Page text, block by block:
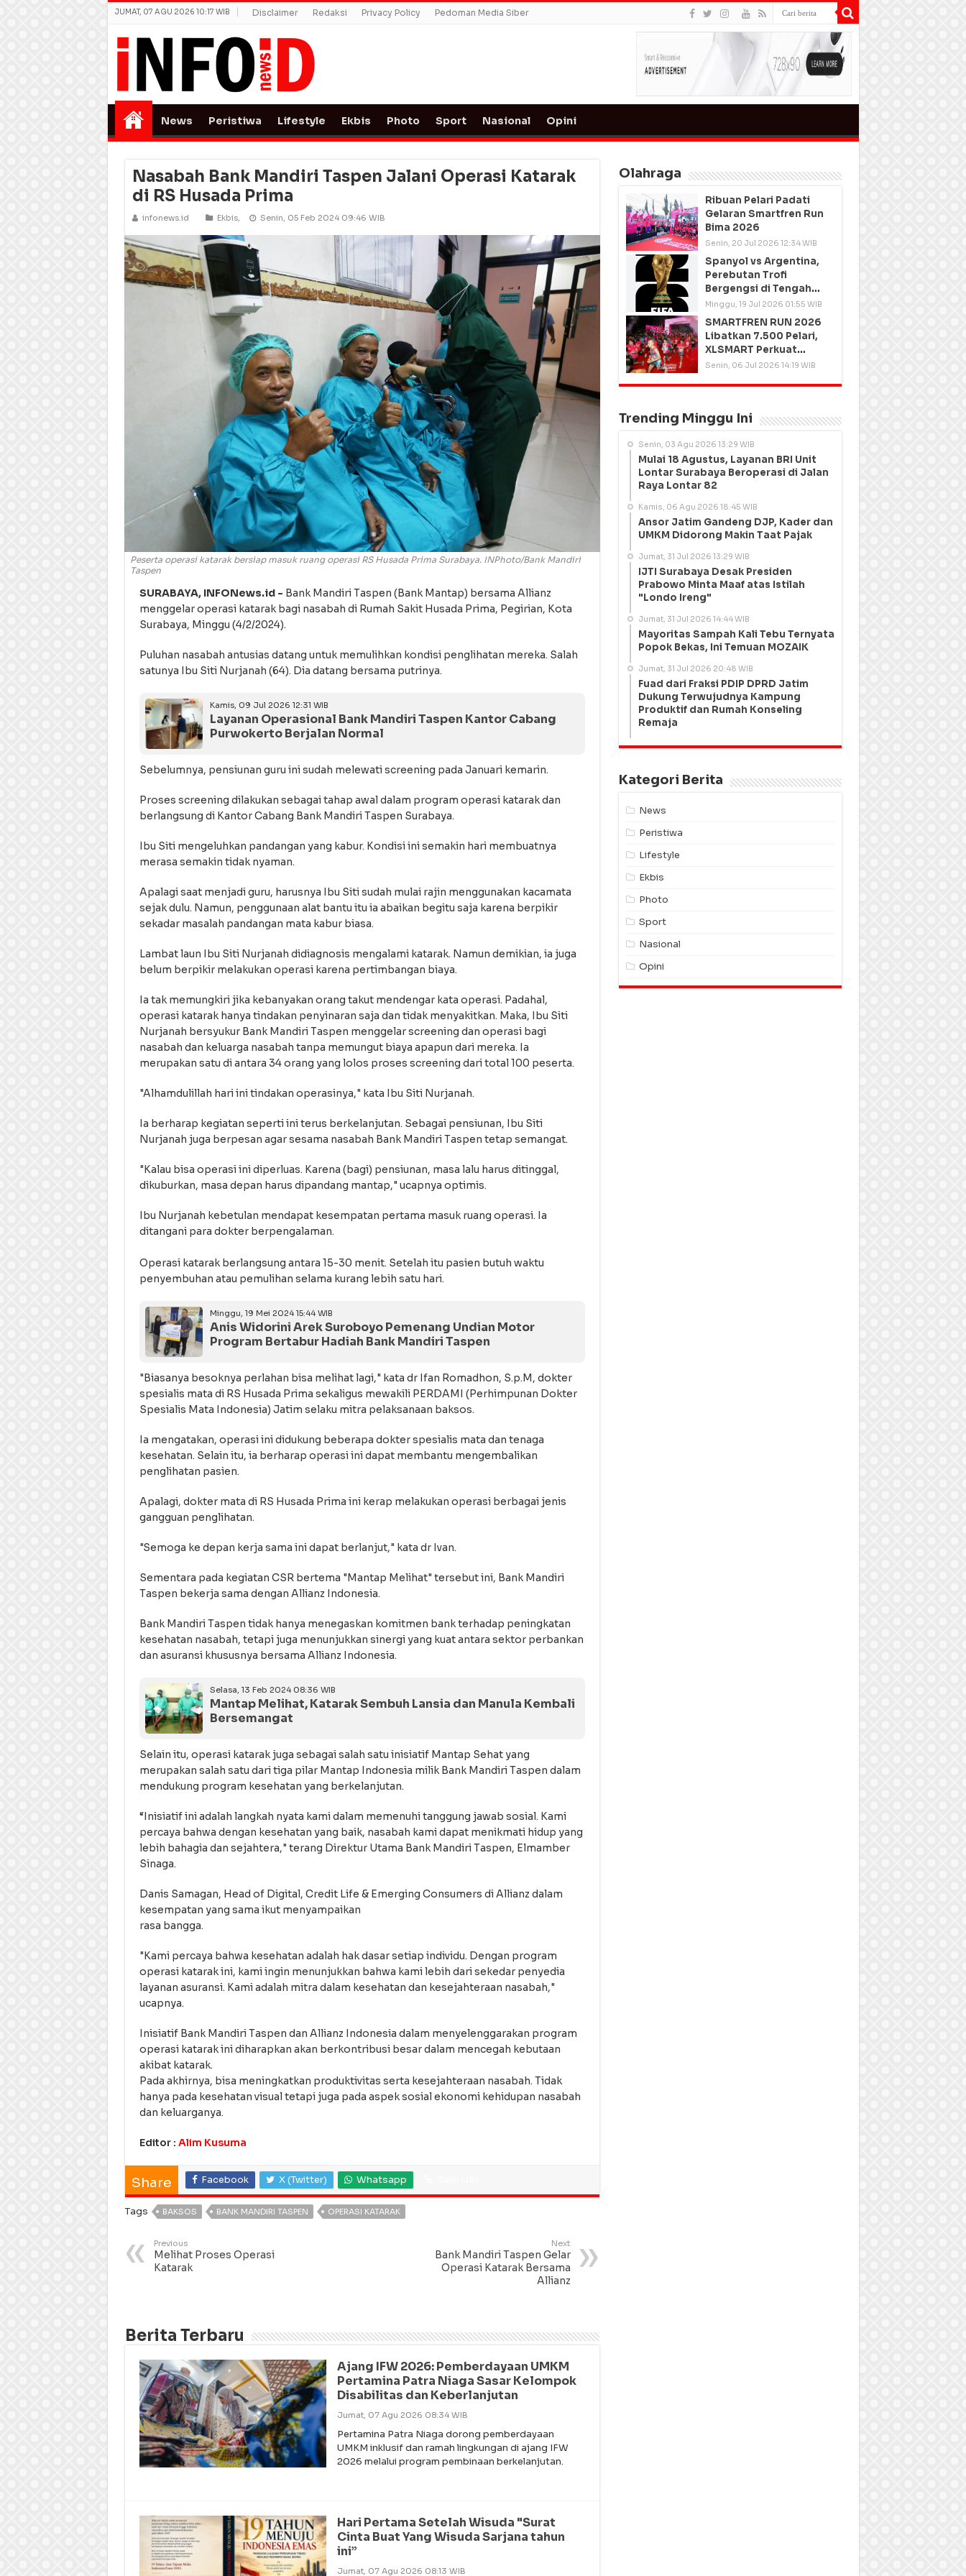
JUMAT, 07 AGU 2026 10:17 WIB Disclaimer Redaksi Privacy Policy Pedoman Media Siber
News Peristiwa Lifestyle Ekbis Photo Sport Nasional Opini
Nasabah Bank Mandiri Taspen Jalani Operasi Katarak
di RS Husada Prima
infonews.id Ekbis, Senin, 05 Feb 2024 09:46 WIB
Peserta operasi katarak bersiap masuk ruang operasi RS Husada Prima Surabaya. INPhoto/Bank Mandiri
Taspen
SURABAYA, INFONews.id - Bank Mandiri Taspen (Bank Mantap) bersama Allianz
menggelar operasi katarak bagi nasabah di Rumah Sakit Husada Prima, Pegirian, Kota
Surabaya, Minggu (4/2/2024).
Puluhan nasabah antusias datang untuk memulihkan kondisi penglihatan mereka. Salah
satunya Ibu Siti Nurjanah (64). Dia datang bersama putrinya.
Kamis, 09 Jul 2026 12:31 WIB
Layanan Operasional Bank Mandiri Taspen Kantor Cabang
Purwokerto Berjalan Normal
Sebelumnya, pensiunan guru ini sudah melewati screening pada Januari kemarin.
Proses screening dilakukan sebagai tahap awal dalam program operasi katarak dan
berlangsung di Kantor Cabang Bank Mandiri Taspen Surabaya.
Ibu Siti mengeluhkan pandangan yang kabur. Kondisi ini semakin hari membuatnya
merasa semakin tidak nyaman.
Apalagi saat menjadi guru, harusnya Ibu Siti sudah mulai rajin menggunakan kacamata
sejak dulu. Namun, penggunaan alat bantu itu ia abaikan begitu saja karena berpikir
sekadar masalah pandangan mata kabur biasa.
Lambat laun Ibu Siti Nurjanah didiagnosis mengalami katarak. Namun demikian, ia juga
belum berpikir melakukan operasi karena pertimbangan biaya.
Ia tak memungkiri jika kebanyakan orang takut mendengar kata operasi. Padahal,
operasi katarak hanya tindakan penyinaran saja dan tidak menyakitkan. Maka, Ibu Siti
Nurjanah bersyukur Bank Mandiri Taspen menggelar screening dan operasi bagi
nasabah dan keluarga nasabah tanpa memungut biaya apapun dari mereka. Ia
merupakan satu di antara 34 orang yang lolos proses screening dari total 100 peserta.
"Alhamdulillah hari ini tindakan operasinya," kata Ibu Siti Nurjanah.
Ia berharap kegiatan seperti ini terus berkelanjutan. Sebagai pensiunan, Ibu Siti
Nurjanah juga berpesan agar sesama nasabah Bank Mandiri Taspen tetap semangat.
"Kalau bisa operasi ini diperluas. Karena (bagi) pensiunan, masa lalu harus ditinggal,
dikuburkan, masa depan harus dipandang mantap," ucapnya optimis.
Ibu Nurjanah kebetulan mendapat kesempatan pertama masuk ruang operasi. Ia
ditangani para dokter berpengalaman.
Operasi katarak berlangsung antara 15-30 menit. Setelah itu pasien butuh waktu
penyembuhan atau pemulihan selama kurang lebih satu hari.
Minggu, 19 Mei 2024 15:44 WIB
Anis Widorini Arek Suroboyo Pemenang Undian Motor
Program Bertabur Hadiah Bank Mandiri Taspen
"Biasanya besoknya perlahan bisa melihat lagi," kata dr Ifan Romadhon, S.p.M, dokter
spesialis mata di RS Husada Prima sekaligus mewakili PERDAMI (Perhimpunan Dokter
Spesialis Mata Indonesia) Jatim selaku mitra pelaksanaan baksos.
Ia mengatakan, operasi ini didukung beberapa dokter spesialis mata dan tenaga
kesehatan. Selain itu, ia berharap operasi ini dapat membantu mengembalikan
penglihatan pasien.
Apalagi, dokter mata di RS Husada Prima ini kerap melakukan operasi berbagai jenis
gangguan penglihatan.
"Semoga ke depan kerja sama ini dapat berlanjut," kata dr Ivan.
Sementara pada kegiatan CSR bertema "Mantap Melihat" tersebut ini, Bank Mandiri
Taspen bekerja sama dengan Allianz Indonesia.
Bank Mandiri Taspen tidak hanya menegaskan komitmen bank terhadap peningkatan
kesehatan nasabah, tetapi juga menunjukkan sinergi yang kuat antara sektor perbankan
dan asuransi khususnya bersama Allianz Indonesia.
Selasa, 13 Feb 2024 08:36 WIB
Mantap Melihat, Katarak Sembuh Lansia dan Manula Kembali
Bersemangat
Selain itu, operasi katarak juga sebagai salah satu inisiatif Mantap Sehat yang
merupakan salah satu dari tiga pilar Mantap Indonesia milik Bank Mandiri Taspen dalam
mendukung program kesehatan yang berkelanjutan.
“Inisiatif ini adalah langkah nyata kami dalam memenuhi tanggung jawab sosial. Kami
percaya bahwa dengan kesehatan yang baik, nasabah kami dapat menikmati hidup yang
lebih bahagia dan sejahtera," terang Direktur Utama Bank Mandiri Taspen, Elmamber
Sinaga.
Danis Samagan, Head of Digital, Credit Life & Emerging Consumers di Allianz dalam
kesempatan yang sama ikut menyampaikan
rasa bangga.
"Kami percaya bahwa kesehatan adalah hak dasar setiap individu. Dengan program
operasi katarak ini, kami ingin menunjukkan bahwa kami lebih dari sekedar penyedia
layanan asuransi. Kami adalah mitra dalam kesehatan dan kesejahteraan nasabah,"
ucapnya.
Inisiatif Bank Mandiri Taspen dan Allianz Indonesia dalam menyelenggarakan program
operasi katarak ini diharapkan akan berkontribusi besar dalam mencegah kebutaan
akibat katarak.
Pada akhirnya, bisa meningkatkan produktivitas serta kesejahteraan nasabah. Tidak
hanya pada kesehatan visual tetapi juga pada aspek sosial ekonomi kehidupan nasabah
dan keluarganya.
Editor : Alim Kusuma
Share Facebook X (Twitter) Whatsapp
Tags BAKSOS BANK MANDIRI TASPEN OPERASI KATARAK
Previous
Melihat Proses Operasi
Katarak
Next
Bank Mandiri Taspen Gelar
Operasi Katarak Bersama
Allianz
Berita Terbaru
Ajang IFW 2026: Pemberdayaan UMKM
Pertamina Patra Niaga Sasar Kelompok
Disabilitas dan Keberlanjutan
Jumat, 07 Agu 2026 08:34 WIB
Pertamina Patra Niaga dorong pemberdayaan
UMKM inklusif dan ramah lingkungan di ajang IFW
2026 melalui program pembinaan berkelanjutan.
Hari Pertama Setelah Wisuda "Surat
Cinta Buat Yang Wisuda Sarjana tahun
ini”
Jumat, 07 Agu 2026 08:13 WIB
Olahraga
Ribuan Pelari Padati
Gelaran Smartfren Run
Bima 2026
Senin, 20 Jul 2026 12:34 WIB
Spanyol vs Argentina,
Perebutan Trofi
Bergengsi di Tengah
Semangat Persatuan
Minggu, 19 Jul 2026 01:55 WIB
SMARTFREN RUN 2026
Libatkan 7.500 Pelari,
XLSMART Perkuat
Kedekatan dengan
Senin, 06 Jul 2026 14:19 WIB
Trending Minggu Ini
Senin, 03 Agu 2026 13:29 WIB
Mulai 18 Agustus, Layanan BRI Unit
Lontar Surabaya Beroperasi di Jalan
Raya Lontar 82
Kamis, 06 Agu 2026 18:45 WIB
Ansor Jatim Gandeng DJP, Kader dan
UMKM Didorong Makin Taat Pajak
Jumat, 31 Jul 2026 13:29 WIB
IJTI Surabaya Desak Presiden
Prabowo Minta Maaf atas Istilah
"Londo Ireng"
Jumat, 31 Jul 2026 14:44 WIB
Mayoritas Sampah Kali Tebu Ternyata
Popok Bekas, Ini Temuan MOZAIK
Jumat, 31 Jul 2026 20:48 WIB
Fuad dari Fraksi PDIP DPRD Jatim
Dukung Terwujudnya Kampung
Produktif dan Rumah Konseling
Remaja
Kategori Berita
News
Peristiwa
Lifestyle
Ekbis
Photo
Sport
Nasional
Opini